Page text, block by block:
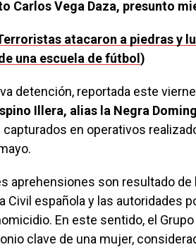
Carlos Vega Daza, presunto
atacaron a piedras y
una escuela de fútbol )
detención, reportada este
Illera, alias la Negra
en operativos
aprehensiones son resultado
Civil española y las autoridades
En este sentido, el
clave de una mujer,